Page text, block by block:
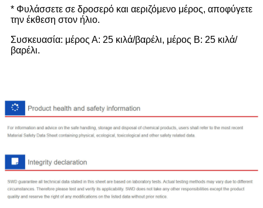
* Φυλάσσετε σε δροσερό και αεριζόμενο μέρος, αποφύγετε
την έκθεση στον ήλιο.
Συσκευασία: μέρος Α: 25 κιλά/βαρέλι, μέρος Β: 25 κιλά/
βαρέλι.